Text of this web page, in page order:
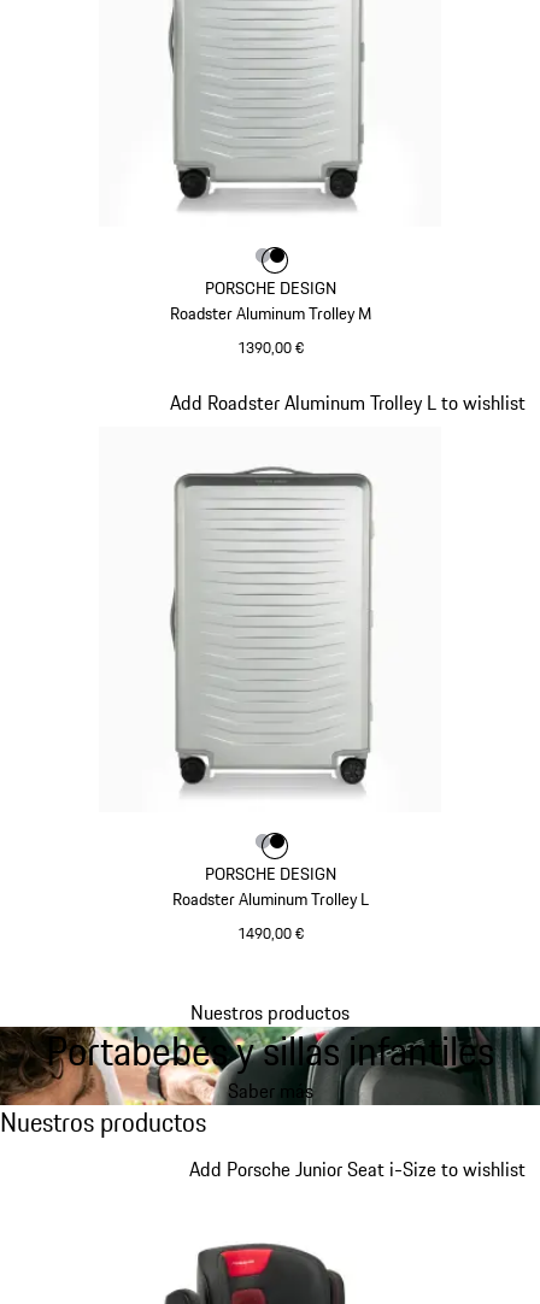
PORSCHE DESIGN
Roadster Aluminum Trolley M
1390,00 €
Color
ColorColor
PORSCHE DESIGN
Roadster Aluminum Trolley L
1490,00 €
Add Roadster Aluminum Trolley L to wishlist
Color
ColorColor
Nuestros productos
Volver
al
principio
de
Portabebés y sillas infantiles
Saber más
Nuestros productos
Nuestros productos
Add Porsche Junior Seat i-Size to wishlist